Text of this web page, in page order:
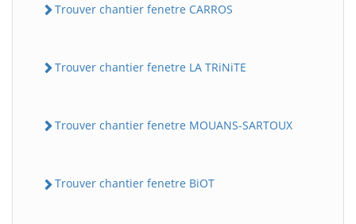
Trouver chantier fenetre CARROS
Trouver chantier fenetre LA TRiNiTE
Trouver chantier fenetre MOUANS-SARTOUX
Trouver chantier fenetre BiOT